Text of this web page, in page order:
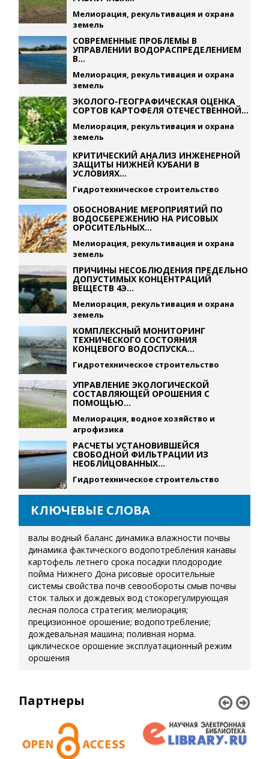
Мелиорация, рекультивация и охрана
земель
СОВРЕМЕННЫЕ ПРОБЛЕМЫ В
УПРАВЛЕНИИ ВОДОРАСПРЕДЕЛЕНИЕМ
В...
Мелиорация, рекультивация и охрана
земель
ЭКОЛОГО-ГЕОГРАФИЧЕСКАЯ ОЦЕНКА
СОРТОВ КАРТОФЕЛЯ ОТЕЧЕСТВЕННОЙ...
Мелиорация, рекультивация и охрана
земель
КРИТИЧЕСКИЙ АНАЛИЗ ИНЖЕНЕРНОЙ
ЗАЩИТЫ НИЖНЕЙ КУБАНИ В
УСЛОВИЯХ...
Гидротехническое строительство
ОБОСНОВАНИЕ МЕРОПРИЯТИЙ ПО
ВОДОСБЕРЕЖЕНИЮ НА РИСОВЫХ
ОРОСИТЕЛЬНЫХ...
Мелиорация, рекультивация и охрана
земель
ПРИЧИНЫ НЕСОБЛЮДЕНИЯ ПРЕДЕЛЬНО
ДОПУСТИМЫХ КОНЦЕНТРАЦИЙ
ВЕЩЕСТВ 4Э...
Мелиорация, рекультивация и охрана
земель
КОМПЛЕКСНЫЙ МОНИТОРИНГ
ТЕХНИЧЕСКОГО СОСТОЯНИЯ
КОНЦЕВОГО ВОДОСПУСКА...
Гидротехническое строительство
УПРАВЛЕНИЕ ЭКОЛОГИЧЕСКОЙ
СОСТАВЛЯЮЩЕЙ ОРОШЕНИЯ С
ПОМОЩЬЮ...
Мелиорация, водное хозяйство и
агрофизика
РАСЧЕТЫ УСТАНОВИВШЕЙСЯ
СВОБОДНОЙ ФИЛЬТРАЦИИ ИЗ
НЕОБЛИЦОВАННЫХ...
Гидротехническое строительство
КЛЮЧЕВЫЕ СЛОВА
валы водный баланс динамика влажности почвы
динамика фактического водопотребления канавы
картофель летнего срока посадки плодородие
пойма Нижнего Дона рисовые оросительные
системы свойства почв севообороты смыв почвы
сток талых и дождевых вод стокорегулирующая
лесная полоса стратегия; мелиорация;
прецизионное орошение; водопотребление;
дождевальная машина; поливная норма.
циклическое орошение эксплуатационный режим
орошения
Партнеры